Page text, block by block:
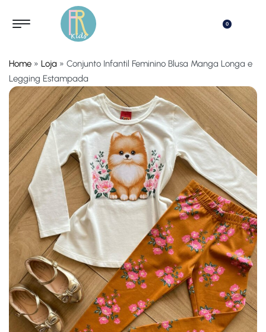
0
Home » Loja » Conjunto Infantil Feminino Blusa Manga Longa e
Legging Estampada